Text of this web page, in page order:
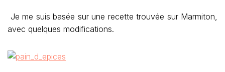
Je me suis basée sur une recette trouvée sur Marmiton,
avec quelques modifications.